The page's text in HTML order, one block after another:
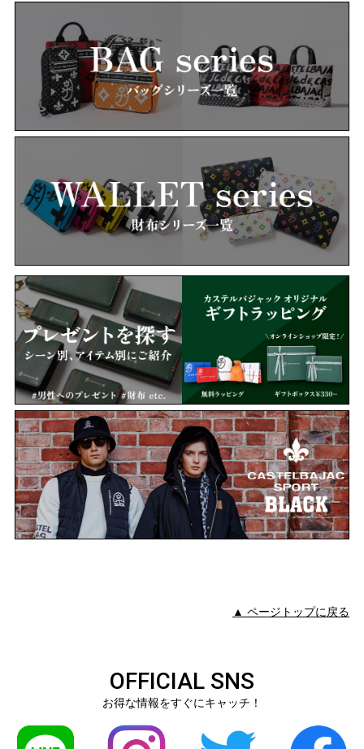
▲ ページトップに戻る
OFFICIAL SNS
お得な情報をすぐにキャッチ！